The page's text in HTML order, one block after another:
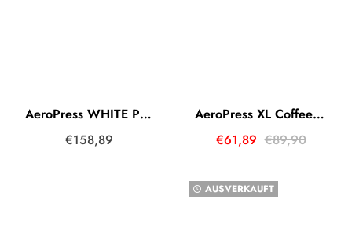
AeroPress WHITE PREMIUM Glass & Metal
€158,89
AeroPress XL Coffee Maker inkl. Karaffe
€61,89 €89,90
watch_later AUSVERKAUFT